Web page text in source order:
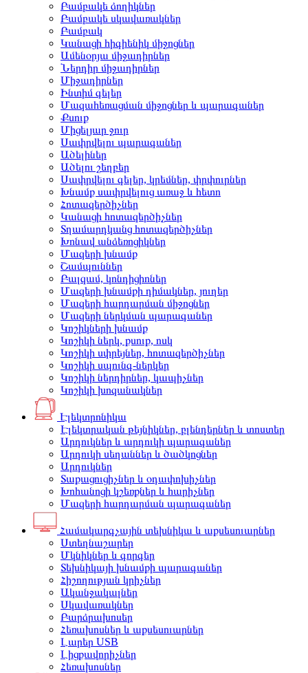
Բամբակե ձողիկներ
Բամբակե սկավառակներ
Բամբակ
Կանացի հիգիենիկ միջոցներ
Ամենօրյա միջադիրներ
Ներդիր միջադիրներ
Միջադիրներ
Ինտիմ գելեր
Մազահեռացման միջոցներ և պարագաներ
Քսուք
Միցելյար ջուր
Սափրվելու պարագաներ
Ածելիներ
Ածելու շեղբեր
Սափրվելու գելեր, կրեմներ, փրփուրներ
Խնամք սափրվելուց առաջ և հետո
Հոտազերծիչներ
Կանացի հոտազերծիչներ
Տղամարդկանց հոտազերծիչներ
Խոնավ անձեռոցիկներ
Մազերի խնամք
Շամպուններ
Բալզամ, կոնդիցիոներ
Մազերի խնամքի դիմակներ, յուղեր
Մազերի հարդարման միջոցներ
Մազերի ներկման պարագաներ
Կոշիկների խնամք
Կոշիկի ներկ, քսուք, ոսկ
Կոշիկի սփրեյներ, հոտազերծիչներ
Կոշիկի սպունգ-ներկեր
Կոշիկի ներդիրներ, կապիչներ
Կոշիկի խոզանակներ
Էլեկտրոնիկա
Էլեկտրական թեյնիկներ, բլենդերներ և տոստեր
Արդուկներ և արդուկի պարագաներ
Արդուկի սեղաններ և ծածկոցներ
Արդուկներ
Տաքացուցիչներ և օդափոխիչներ
Խոհանոցի կշեռքներ և հարիչներ
Մազերի հարդարման պարագաներ
Համակարգչային տեխնիկա և աքսեսուարներ
Ստեղնաշարեր
Մկնիկներ և գորգեր
Տեխնիկայի խնամքի պարագաներ
Հիշողության կրիչներ
Ականջակալներ
Սկավառակներ
Բարձրախոսեր
Հեռախոսներ և աքսեսուարներ
Լարեր USB
Լիցքավորիչներ
Հեռախոսներ